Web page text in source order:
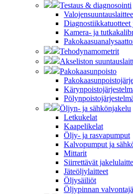
Testaus & diagnosointi
Diagnostiikkatuotteet
Kamera- ja
Tehodynamometrit
Akseliston
Pakokaasunpoisto
Öljyn- ja sähkönjakelu
Letkukelat
Kaapelikelat
Öljy- ja rasvapumput
Kalvopumput ja
Mittarit
Siirrettävät
Jäteöljylaitteet
Öljysäiliöt
Öljypinnan